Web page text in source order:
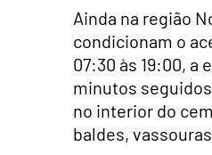
Ainda na região
condicionam o
07:30 às 19:00, a
minutos
no interior do
baldes,